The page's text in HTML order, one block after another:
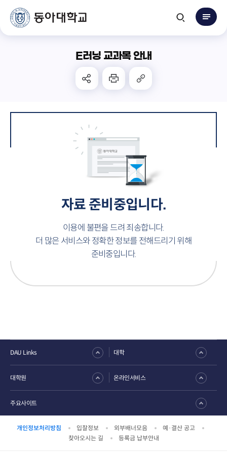
E러닝 교과목 안내
자료 준비중입니다.
이용에 불편을 드려 죄송합니다.
더 많은 서비스와 정확한 정보를 전해드리기 위해
준비중입니다.
개인정보처리방침 입찰정보 외부배너모음
예·결산 공고
찾아오시는 길
등록금 납부안내
DAU Links 대학
대학원 온라인서비스
주요사이트